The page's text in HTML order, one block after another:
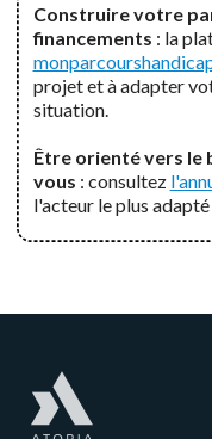
Construire votre
financements : la
projet et à adapter
situation.
Être orienté vers le
vous : consultez
l'acteur le plus adapté